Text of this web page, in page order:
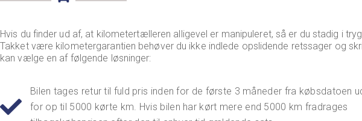
Hvis du finder ud af, at kilometertælleren alligevel er manipuleret, så er du stadig i
Takket være kilometergarantien behøver du ikke indlede opslidende retssager og
kan vælge en af følgende løsninger:
Bilen tages retur til fuld pris inden for de første 3 måneder fra købsdatoen
for op til 5000 kørte km. Hvis bilen har kørt mere end 5000 km fradrages